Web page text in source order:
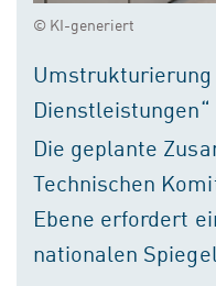
© KI-generiert
Dienstleistungen“
Die geplante
Technischen
Ebene erfordert
nationalen